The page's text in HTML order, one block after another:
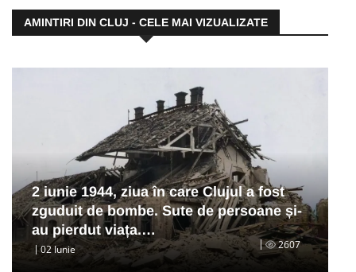
AMINTIRI DIN CLUJ - CELE MAI VIZUALIZATE
2 iunie 1944, ziua în care Clujul a fost
zguduit de bombe. Sute de persoane și-
au pierdut viața.…
02 Iunie 2607